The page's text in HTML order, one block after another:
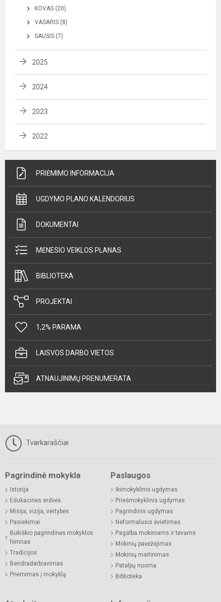
KOVAS (20)
VASARIS (8)
SAUSIS (7)
2025
2024
2023
2022
PRIĖMIMO INFORMACIJA
UGDYMO PLANO KALENDORIUS
DOKUMENTAI
MĖNESIO VEIKLOS PLANAS
BIBLIOTEKA
PROJEKTAI
1,2% PARAMA
LAISVOS DARBO VIETOS
ATNAUJINIMŲ PRENUMERATA
Tvarkaraščiai
Pagrindinė mokykla
Istorija
Edukacinės erdvės
Misija, vizija, vertybės
Pasiekimai
Bukiškio pagrindinės mokyklos
himnas
Tradicijos
Bendradarbiavimas
Priėmimas į mokyklą
Paslaugos
Ikimokyklinis ugdymas
Priešmokyklinis ugdymas
Pagrindinis ugdymas
Neformalusis švietimas
Pagalba mokiniams ir tėvams
Mokinių pavėžėjimas
Mokinių maitinimas
Patalpų nuoma
Biblioteka